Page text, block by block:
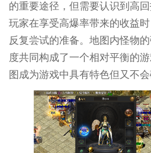
的重要途径，但需要认识到高回
玩家在享受高爆率带来的收益
反复尝试的准备。地图内怪物
度共同构成了一个相对平衡的
图成为游戏中具有特色但又不